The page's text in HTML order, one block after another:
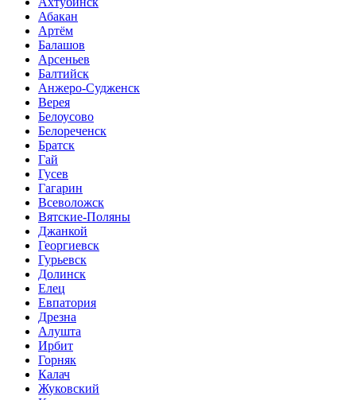
Абакан
Артём
Балашов
Арсеньев
Балтийск
Анжеро-Судженск
Верея
Белоусово
Белореченск
Братск
Гай
Гусев
Гагарин
Всеволожск
Вятские-Поляны
Джанкой
Георгиевск
Гурьевск
Долинск
Елец
Евпатория
Дрезна
Алушта
Ирбит
Горняк
Калач
Жуковский